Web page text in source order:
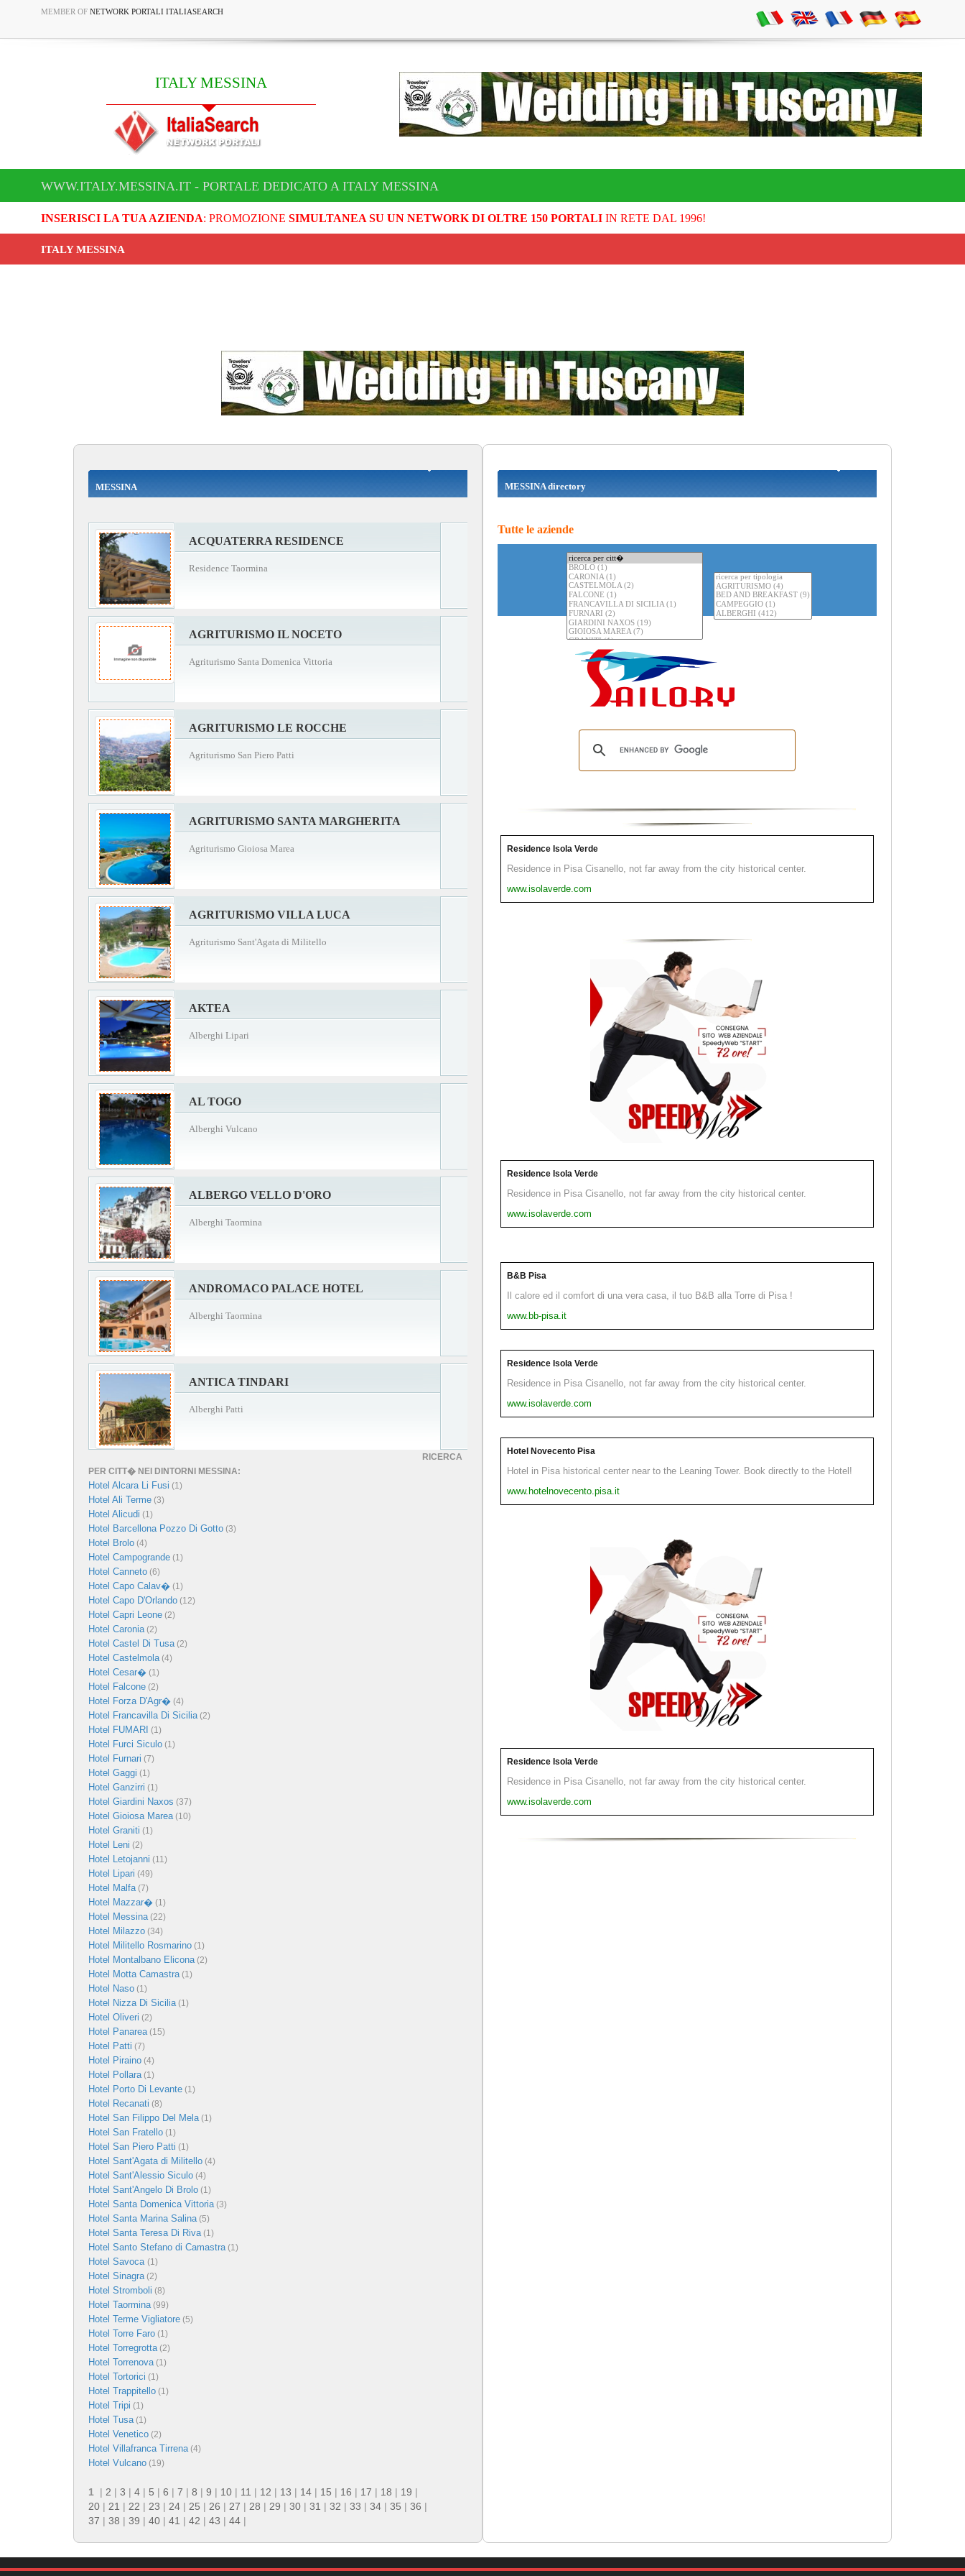
MEMBER OF NETWORK PORTALI ITALIASEARCH
ITALY MESSINA
WWW.ITALY.MESSINA.IT - PORTALE DEDICATO A ITALY MESSINA
INSERISCI LA TUA AZIENDA: PROMOZIONE SIMULTANEA SU UN NETWORK DI OLTRE 150 PORTALIIN RETE DAL 1996!
ITALY MESSINA
MESSINA
ACQUATERRA RESIDENCE
Residence Taormina
AGRITURISMO IL NOCETO
Agriturismo Santa Domenica Vittoria
AGRITURISMO LE ROCCHE
Agriturismo San Piero Patti
AGRITURISMO SANTA MARGHERITA
Agriturismo Gioiosa Marea
AGRITURISMO VILLA LUCA
Agriturismo Sant'Agata di Militello
AKTEA
Alberghi Lipari
AL TOGO
Alberghi Vulcano
ALBERGO VELLO D'ORO
Alberghi Taormina
ANDROMACO PALACE HOTEL
Alberghi Taormina
ANTICA TINDARI
Alberghi Patti
RICERCA
PER CITT� NEI DINTORNI MESSINA:
Hotel Alcara Li Fusi (1)
Hotel Ali Terme (3)
Hotel Alicudi (1)
Hotel Barcellona Pozzo Di Gotto (3)
Hotel Brolo (4)
Hotel Campogrande (1)
Hotel Canneto (6)
Hotel Capo Calav� (1)
Hotel Capo D'Orlando (12)
Hotel Capri Leone (2)
Hotel Caronia(2)
Hotel Castel Di Tusa(2)
Hotel Castelmola(4)
Hotel Cesar� (1)
Hotel Falcone (2)
Hotel Forza D'Agr� (4)
Hotel Francavilla Di Sicilia(2)
Hotel FUMARI (1)
Hotel Furci Siculo (1)
Hotel Furnari (7)
Hotel Gaggi (1)
Hotel Ganzirri (1)
Hotel Giardini Naxos (37)
Hotel Gioiosa Marea(10)
Hotel Graniti (1)
Hotel Leni (2)
Hotel Letojanni (11)
Hotel Lipari (49)
Hotel Malfa(7)
Hotel Mazzar� (1)
Hotel Messina(22)
Hotel Milazzo (34)
Hotel Militello Rosmarino (1)
Hotel Montalbano Elicona(2)
Hotel Motta Camastra(1)
Hotel Naso (1)
Hotel Nizza Di Sicilia(1)
Hotel Oliveri (2)
Hotel Panarea(15)
Hotel Patti (7)
Hotel Piraino (4)
Hotel Pollara(1)
Hotel Porto Di Levante (1)
Hotel Recanati (8)
Hotel San Filippo Del Mela(1)
Hotel San Fratello (1)
Hotel San Piero Patti (1)
Hotel Sant'Agata di Militello (4)
Hotel Sant'Alessio Siculo (4)
Hotel Sant'Angelo Di Brolo (1)
Hotel Santa Domenica Vittoria(3)
Hotel Santa Marina Salina(5)
Hotel Santa Teresa Di Riva(1)
Hotel Santo Stefano di Camastra(1)
Hotel Savoca (1)
Hotel Sinagra(2)
Hotel Stromboli (8)
Hotel Taormina(99)
Hotel Terme Vigliatore (5)
Hotel Torre Faro (1)
Hotel Torregrotta(2)
Hotel Torrenova(1)
Hotel Tortorici (1)
Hotel Trappitello (1)
Hotel Tripi (1)
Hotel Tusa(1)
Hotel Venetico (2)
Hotel Villafranca Tirrena(4)
Hotel Vulcano (19)
1 | 2 | 3 | 4 | 5 | 6 | 7 | 8 | 9 | 10 | 11 | 12 | 13 | 14 | 15 | 16 | 17 | 18 | 19 |
20 | 21 | 22 | 23 | 24 | 25 | 26 | 27 | 28 | 29 | 30 | 31 | 32 | 33 | 34 | 35 | 36 |
37 | 38 | 39 | 40 | 41 | 42 | 43 | 44 |
MESSINA directory
Tutte le aziende
Residence Isola Verde
Residence in Pisa Cisanello, not far away from the city historical center.
www.isolaverde.com
Residence Isola Verde
Residence in Pisa Cisanello, not far away from the city historical center.
www.isolaverde.com
B&B Pisa
Il calore ed il comfort di una vera casa, il tuo B&B alla Torre di Pisa !
www.bb-pisa.it
Residence Isola Verde
Residence in Pisa Cisanello, not far away from the city historical center.
www.isolaverde.com
Hotel Novecento Pisa
Hotel in Pisa historical center near to the Leaning Tower. Book directly to the Hotel!
www.hotelnovecento.pisa.it
Residence Isola Verde
Residence in Pisa Cisanello, not far away from the city historical center.
www.isolaverde.com